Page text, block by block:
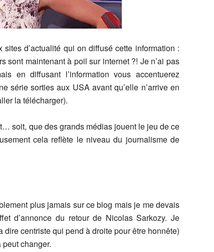
d’actualité qui on diffusé cette information :
sont maintenant à poil sur internet ?! Je n’ai pas
en diffusant l’information vous accentuerez
série sorties aux USA avant qu’elle n’arrive en
la télécharger).
soit, que des grands médias jouent le jeu de ce
cela reflète le niveau du journalisme de
plus jamais sur ce blog mais je me devais
d’annonce du retour de Nicolas Sarkozy. Je
centriste qui pend à droite pour être honnête)
changer.